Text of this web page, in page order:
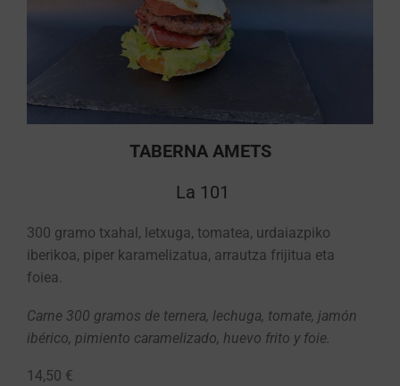
TABERNA AMETS
La 101
300 gramo txahal, letxuga, tomatea, urdaiazpiko
iberikoa, piper karamelizatua, arrautza frijitua eta
foiea.
Carne 300 gramos de ternera, lechuga, tomate, jamón
ibérico, pimiento caramelizado, huevo frito y foie.
14,50 €